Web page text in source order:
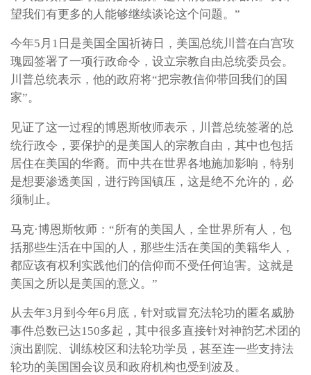
望我们有更多的人能够继续谈论这个问题。”
今年5月1日是美国全国祈祷日，美国总统川普在白宫玫
瑰园签署了一项行政命令，设立宗教自由总统委员会。
川普总统表示，他的政府将“把宗教信仰带回我们的国
家”。
见证了这一过程的博恩斯牧师表示，川普总统签署的总
统行政令，要保护的是美国人的宗教自由，其中也包括
居住在美国的华裔。而中共在世界各地施加影响，特别
是想要渗透美国，进行跨国镇压，这是绝不允许的，必
须制止。
马克·博恩斯牧师：“所有的美国人，全世界所有人，包
括那些生活在中国的人，那些生活在美国的美籍华人，
都应该有权利实践他们的信仰而不受任何迫害。这就是
美国之所以是美国的意义。”
从去年3月到今年6月底，针对或冒充法轮功的匿名威胁
事件总数已达150多起，其中很多直接针对神韵艺术团的
演出剧院、训练校区和法轮功学员，甚至连一些支持法
轮功的美国国会议员和政府机构也受到波及。